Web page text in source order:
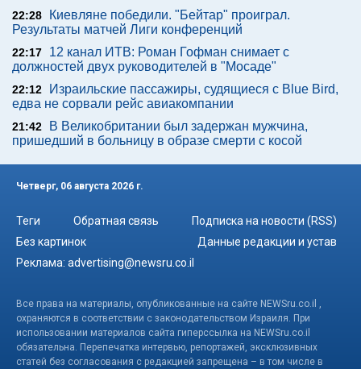
22:28
Киевляне победили. "Бейтар" проиграл.
Результаты матчей Лиги конференций
22:17
12 канал ИТВ: Роман Гофман снимает с
должностей двух руководителей в "Мосаде"
22:12
Израильские пассажиры, судящиеся с Blue Bird,
едва не сорвали рейс авиакомпании
21:42
В Великобритании был задержан мужчина,
пришедший в больницу в образе смерти с косой
Четверг, 06 августа 2026 г.
Теги Обратная связь
Подписка на новости (RSS)
Без картинок
Данные редакции и устав
Реклама: advertising@newsru.co.il
Все права на материалы, опубликованные на сайте NEWSru.co.il ,
охраняются в соответствии с законодательством Израиля. При
использовании материалов сайта гиперссылка на NEWSru.co.il
обязательна. Перепечатка интервью, репортажей, эксклюзивных
статей без согласования с редакцией запрещена – в том числе в